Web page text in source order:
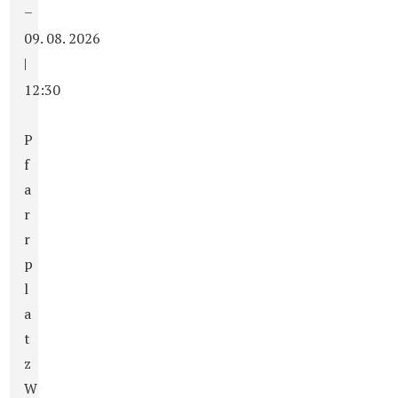
–
09. 08. 2026
|
12:30
P
f
a
r
r
p
l
a
t
z
W